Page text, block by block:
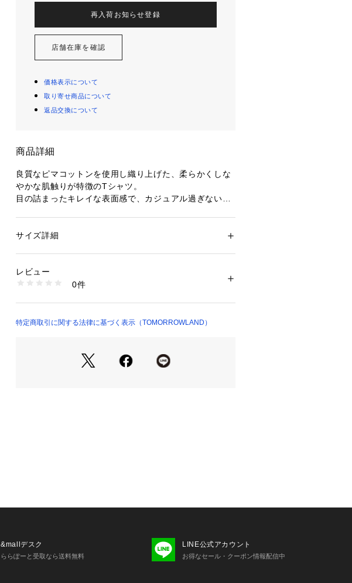
再入荷お知らせ登録
店舗在庫を確認
価格表示について
取り寄せ商品について
返品交換について
商品詳細
良質なピマコットンを使用し織り上げた、柔らかくしな
やかな肌触りが特徴のTシャツ。
目の詰まったキレイな表面感で、カジュアル過ぎない大
にフィットしないシルエットでヘルシーなバランスに仕
丈もポイント。
テイストやトレンド問わずデイリーに活躍してくれる万
性別：レディース
洗濯：手洗い、漂白不可、タンブル乾燥不可、自然乾燥、アイロ
ン仕上げ可、ドライ可、ウエットクリーニング可
い
12033203509 （ショップ）
サイズ詳細
レビュー
0件
特定商取引に関する法律に基づく表示（TOMORROWLAND）
&mallデスク
ららぽーと受取なら送料無料
LINE公式アカウント
お得なセール・クーポン情報配信中